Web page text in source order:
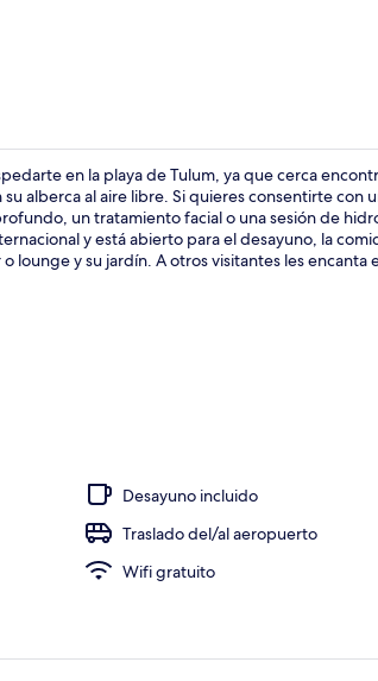
en la playa de Tulum, ya que cerca
alberca al aire libre. Si quieres consentirte con
un tratamiento facial o una sesión de
y está abierto para el desayuno, la
lounge y su jardín. A otros visitantes les encanta
Desayuno incluido
Traslado del/al aeropuerto
Wifi gratuito